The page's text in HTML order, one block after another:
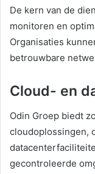
De kern van de
monitoren en
Organisaties
betrouwbare
Cloud- en
Odin Groep biedt
cloudoplossingen,
gecontroleerde